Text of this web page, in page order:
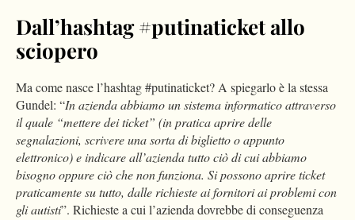
Dall’hashtag #putinaticket allo
sciopero
Ma come nasce l’hashtag #putinaticket? A spiegarlo è la stessa
Gundel: “In azienda abbiamo un sistema informatico attraverso
il quale “mettere dei ticket” (in pratica aprire delle
segnalazioni, scrivere una sorta di biglietto o appunto
elettronico) e indicare all’azienda tutto ciò di cui abbiamo
bisogno oppure ciò che non funziona. Si possono aprire ticket
praticamente su tutto, dalle richieste ai fornitori ai problemi con
gli autisti”. Richieste a cui l’azienda dovrebbe di conseguenza